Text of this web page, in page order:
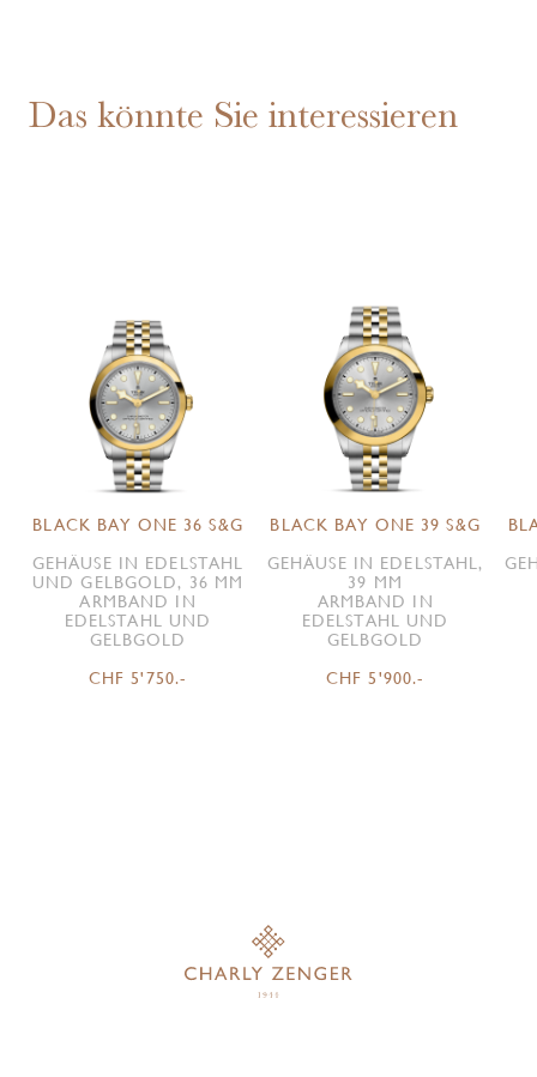
Das könnte Sie interessieren
BLACK BAY ONE 36 S&G
GEHÄUSE IN EDELSTAHL
UND GELBGOLD, 36 MM
ARMBAND IN
EDELSTAHL UND
GELBGOLD
CHF 5'750.-
BLACK BAY ONE 39 S&G
GEHÄUSE IN EDELSTAHL,
39 MM
ARMBAND IN
EDELSTAHL UND
GELBGOLD
CHF 5'900.-